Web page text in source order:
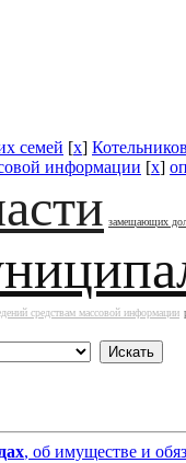
семей [x]
информации [x]
замещающих
средствам массовой информации
, об имуществе и